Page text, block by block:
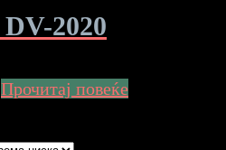
2020
Прочитај повеќе